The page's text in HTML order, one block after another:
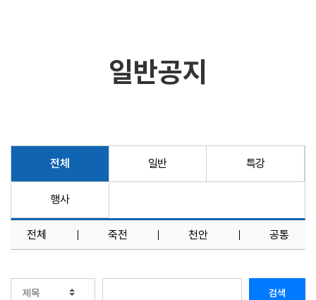
일반공지
전체 일반 특강
행사
전체 죽전 천안 공통
검색